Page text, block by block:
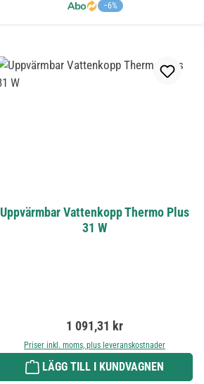
−6%
Uppvärmbar Vattenkopp Thermo Plus
31 W
Ordinarie pris:
1 091,31 kr
Priser inkl. moms, plus leveranskostnader
LÄGG TILL I KUNDVAGNEN